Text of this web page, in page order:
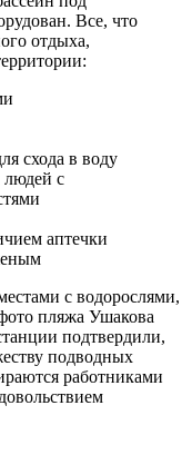
Все, что
отдыха,
схода в воду
людей с
аптечки
с водорослями,
пляжа Ушакова
подтвердили,
подводных
работниками